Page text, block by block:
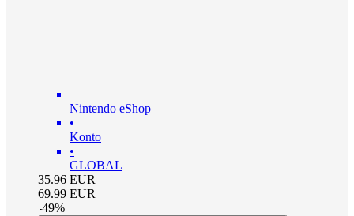
Nintendo eShop
•
Konto
•
GLOBAL
35.96 EUR
69.99 EUR
-49%